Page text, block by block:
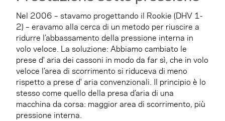
Nel 2006 – stavamo progettando il Rookie (DHV 1-
2) – eravamo alla cerca di un metodo per riuscire a
ridurre l’abbassamento della pressione interna in
volo veloce. La soluzione: Abbiamo cambiato le
prese d' aria dei cassoni in modo da far sì, che in volo
veloce l’area di scorrimento si riduceva di meno
rispetto a prese d' aria convenzionali. Il principio è lo
stesso come quello della presa d’aria di una
macchina da corsa: maggior area di scorrimento, più
pressione interna.